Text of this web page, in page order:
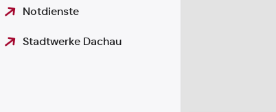
Notdienste
Stadtwerke Dachau